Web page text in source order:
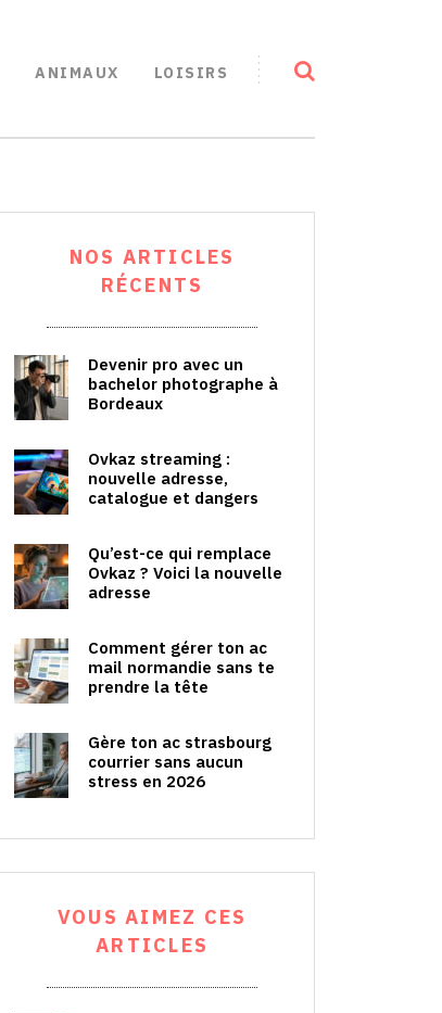
ANIMAUX LOISIRS
NOS ARTICLES
RÉCENTS
Devenir pro avec un
bachelor photographe à
Bordeaux
Ovkaz streaming :
nouvelle adresse,
catalogue et dangers
Qu’est-ce qui remplace
Ovkaz ? Voici la nouvelle
adresse
Comment gérer ton ac
mail normandie sans te
prendre la tête
Gère ton ac strasbourg
courrier sans aucun
stress en 2026
VOUS AIMEZ CES
ARTICLES